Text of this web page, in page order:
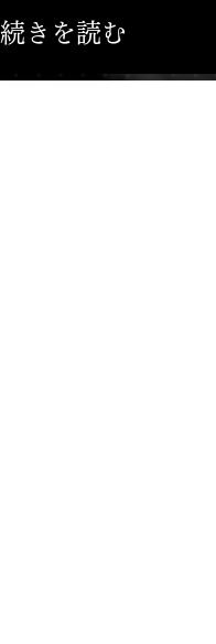
続きを読む